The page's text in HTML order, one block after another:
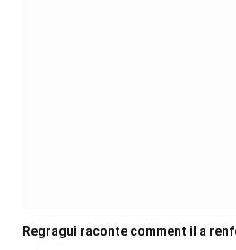
Regragui raconte comment il a